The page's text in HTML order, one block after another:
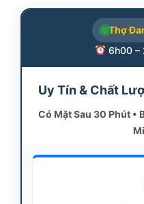
Thợ
6h00 –
Uy Tín & Chất
Có Mặt Sau 30 Phút •